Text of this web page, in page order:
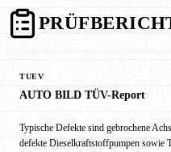
TUEV
AUTO BILD TÜV-Report
Typische Defekte sind gebrochene
defekte Dieselkraftstoffpumpen sowie